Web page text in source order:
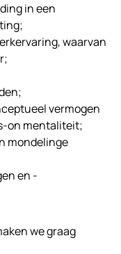
in een
waarvan
vermogen
on mentaliteit;
mondelinge
en -
we graag